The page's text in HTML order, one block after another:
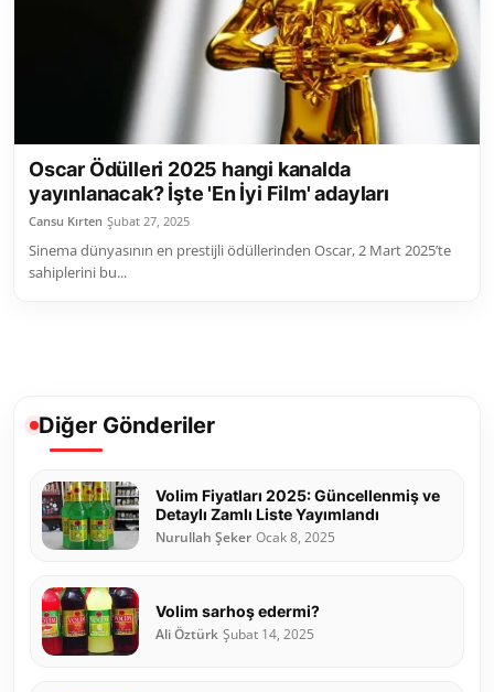
Sivil Toplum Kuruluşları
Kamu Kurumları ve Üst Kurullar
Resmi Reklamlar
Oscar Ödülleri 2025 hangi kanalda
yayınlanacak? İşte 'En İyi Film' adayları
Cansu Kırten Şubat 27, 2025
Sinema dünyasının en prestijli ödüllerinden Oscar, 2 Mart 2025’te
sahiplerini bu...
Diğer Gönderiler
Volim Fiyatları 2025: Güncellenmiş ve
Detaylı Zamlı Liste Yayımlandı
Nurullah Şeker Ocak 8, 2025
Volim sarhoş edermi?
Ali Öztürk Şubat 14, 2025